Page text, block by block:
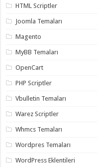
HTML Scriptler
Joomla Temaları
Magento
MyBB Temaları
OpenCart
PHP Scriptler
Vbulletin Temaları
Warez Scriptler
Whmcs Temaları
Wordpres Temaları
WordPress Eklentileri